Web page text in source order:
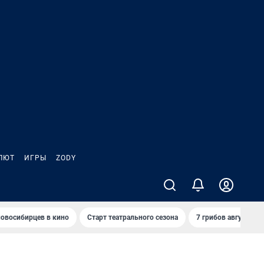
ИГРЫ ZODY
в кино Старт театрального сезона 7 грибов августа